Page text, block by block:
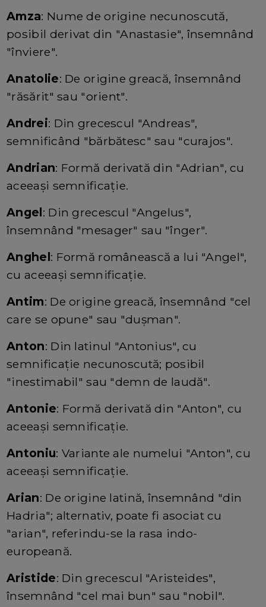
Amza: Nume de origine necunoscută,
posibil derivat din "Anastasie", însemnând
"înviere".
Anatolie: De origine greacă, însemnând
"răsărit" sau "orient".
Andrei: Din grecescul "Andreas",
semnificând "bărbătesc" sau "curajos".
Andrian: Formă derivată din "Adrian", cu
aceeași semnificație.
Angel: Din grecescul "Angelus",
însemnând "mesager" sau "înger".
Anghel: Formă românească a lui "Angel",
cu aceeași semnificație.
Antim: De origine greacă, însemnând "cel
care se opune" sau "dușman".
Anton: Din latinul "Antonius", cu
semnificație necunoscută; posibil
"inestimabil" sau "demn de laudă".
Antonie: Formă derivată din "Anton", cu
aceeași semnificație.
Antoniu: Variante ale numelui "Anton", cu
aceeași semnificație.
Arian: De origine latină, însemnând "din
Hadria"; alternativ, poate fi asociat cu
"arian", referindu-se la rasa indo-
europeană.
Aristide: Din grecescul "Aristeides",
însemnând "cel mai bun" sau "nobil".